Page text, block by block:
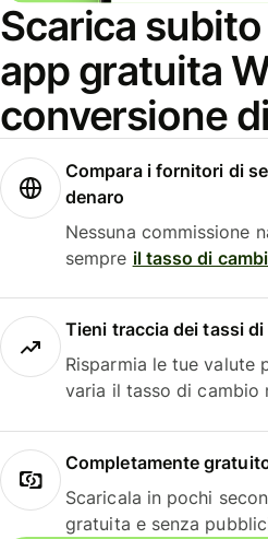
Scarica
app gratuita
conversione
Compara i fornitori di
denaro
Nessuna commissione
sempre il tasso di
Tieni traccia dei tassi
Risparmia le tue valute
varia il tasso di cambio
Completamente
Scaricala in pochi
gratuita e senza